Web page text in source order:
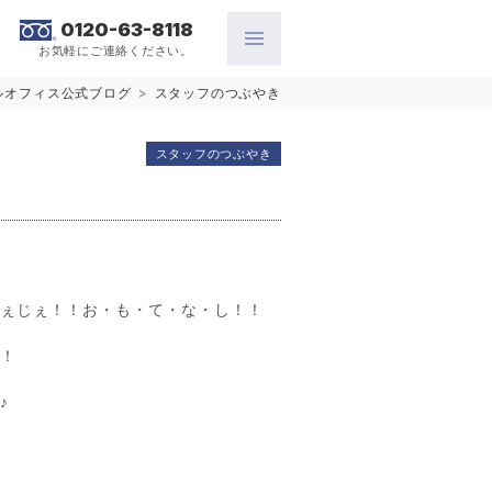
0120-63-8118
お気軽にご連絡ください。
オフィス公式ブログ > スタッフのつぶやき
スタッフのつぶやき
じぇ！！お・も・て・な・し！！